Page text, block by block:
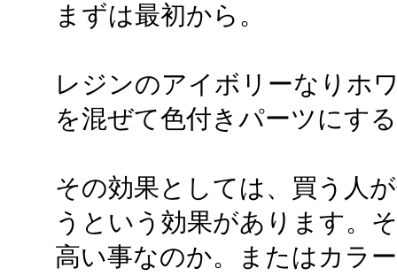
まずは最初から。
レジンのアイボリーなりホ
を混ぜて色付きパーツにす
その効果としては、買う人
うという効果があります。
高い事なのか。またはカラ